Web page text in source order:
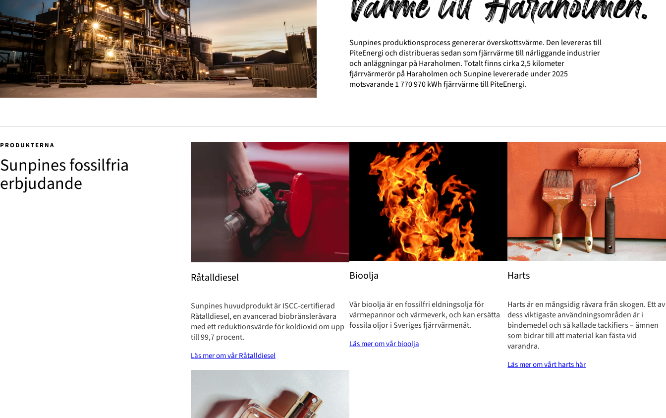
Sunpines produktionsprocess genererar överskottsvärme. Den levereras till
PiteEnergi och distribueras sedan som fjärrvärme till närliggande industrier
och anläggningar på Haraholmen. Totalt finns cirka 2,5 kilometer
fjärrvärmerör på Haraholmen och Sunpine levererade under 2025
motsvarande 1 770 970 kWh fjärrvärme till PiteEnergi.
Sunpines fossilfria
erbjudande
PRODUKTERNA
Råtalldiesel
Sunpines huvudprodukt är ISCC-certifierad
Råtalldiesel, en avancerad biobränsleråvara
med ett reduktionsvärde för koldioxid om upp
till 99,7 procent.
Läs mer om vår Råtalldiesel
Bioolja
Vår bioolja är en fossilfri eldningsolja för
värmepannor och värmeverk, och kan ersätta
fossila oljor i Sveriges fjärrvärmenät.
Läs mer om vår bioolja
Harts
Harts är en mångsidig råvara från skogen. Ett av
dess viktigaste användningsområden är i
bindemedel och så kallade tackifiers – ämnen
som bidrar till att material kan fästa vid
varandra.
Läs mer om vårt harts här